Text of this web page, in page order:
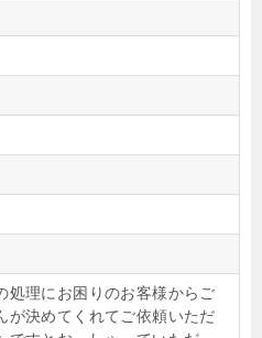
処理にお困りのお客様からご
が決めてくれてご依頼いただ